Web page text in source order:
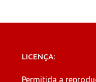
LICENÇA:
Permitida a